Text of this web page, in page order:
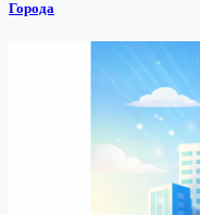
Города